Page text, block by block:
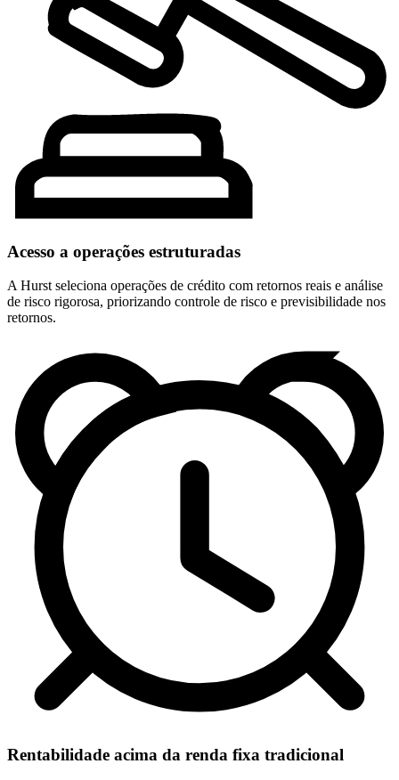
Acesso a operações estruturadas
A Hurst seleciona operações de crédito com retornos reais e análise
de risco rigorosa, priorizando controle de risco e previsibilidade nos
retornos.
Rentabilidade acima da renda fixa tradicional